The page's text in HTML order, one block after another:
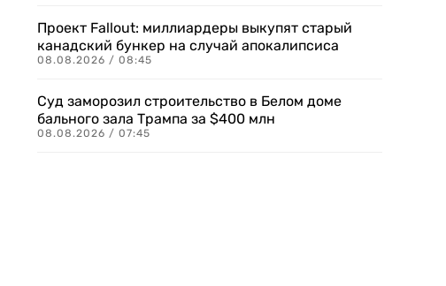
Проект Fallout: миллиардеры выкупят старый
канадский бункер на случай апокалипсиса
08.08.2026 / 08:45
Суд заморозил строительство в Белом доме
бального зала Трампа за $400 млн
08.08.2026 / 07:45